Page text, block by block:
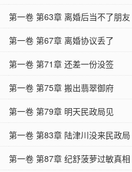
第一卷 第63章 离婚后当不了朋友
第一卷 第67章 离婚协议丢了
第一卷 第71章 还差一份没签
第一卷 第75章 搬出翡翠御府
第一卷 第79章 明天民政局见
第一卷 第83章 陆津川没来民政局
第一卷 第87章 纪舒菠萝过敏真相